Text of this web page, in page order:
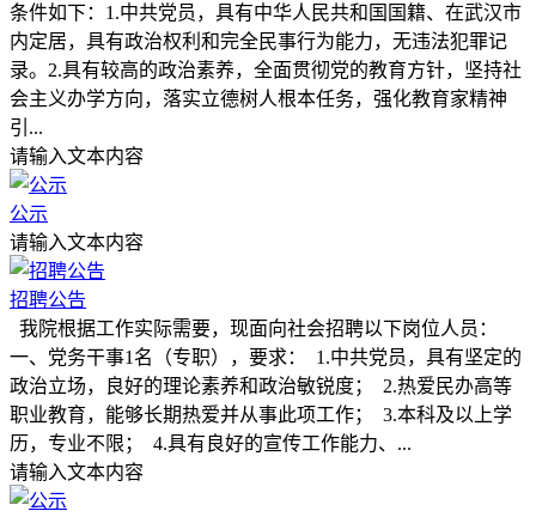
条件如下：1.中共党员，具有中华人民共和国国籍、在武汉市
内定居，具有政治权利和完全民事行为能力，无违法犯罪记
录。2.具有较高的政治素养，全面贯彻党的教育方针，坚持社
会主义办学方向，落实立德树人根本任务，强化教育家精神
引...
请输入文本内容
公示
请输入文本内容
招聘公告
我院根据工作实际需要，现面向社会招聘以下岗位人员：
一、党务干事1名（专职），要求： 1.中共党员，具有坚定的
政治立场，良好的理论素养和政治敏锐度； 2.热爱民办高等
职业教育，能够长期热爱并从事此项工作； 3.本科及以上学
历，专业不限； 4.具有良好的宣传工作能力、...
请输入文本内容